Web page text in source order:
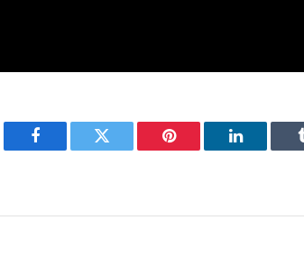
Facebook Twitter Pinterest LinkedIn